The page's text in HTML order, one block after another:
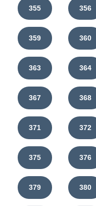
355 356
359 360
363 364
367 368
371 372
375 376
379 380